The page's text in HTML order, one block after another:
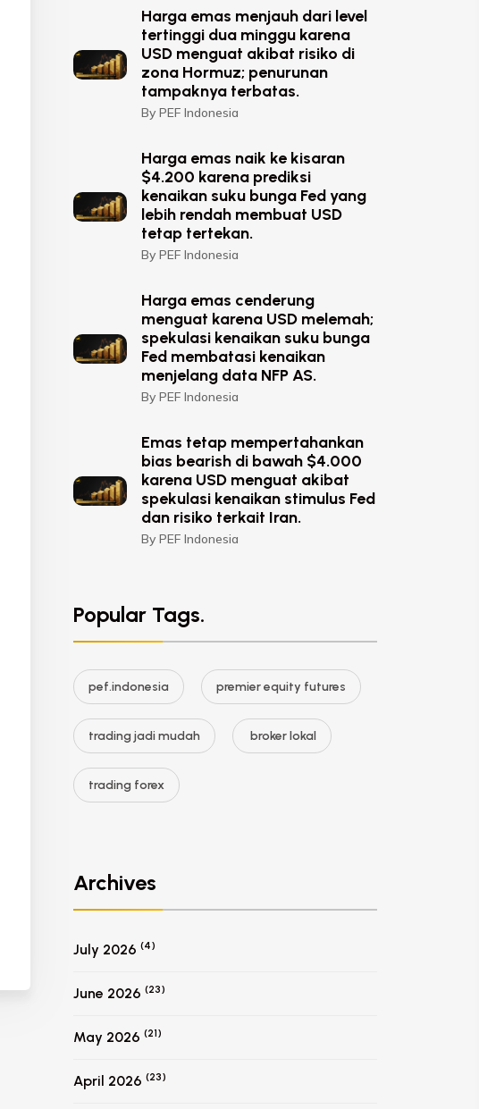
Harga emas menjauh dari level
tertinggi dua minggu karena
USD menguat akibat risiko di
zona Hormuz; penurunan
tampaknya terbatas.
By PEF Indonesia
Harga emas naik ke kisaran
$4.200 karena prediksi
kenaikan suku bunga Fed yang
lebih rendah membuat USD
tetap tertekan.
By PEF Indonesia
Harga emas cenderung
menguat karena USD melemah;
spekulasi kenaikan suku bunga
Fed membatasi kenaikan
menjelang data NFP AS.
By PEF Indonesia
Emas tetap mempertahankan
bias bearish di bawah $4.000
karena USD menguat akibat
spekulasi kenaikan stimulus Fed
dan risiko terkait Iran.
By PEF Indonesia
Popular Tags.
pef.indonesia premier equity futures
trading jadi mudah broker lokal
trading forex
Archives
July 2026 (4)
June 2026 (23)
May 2026 (21)
April 2026 (23)